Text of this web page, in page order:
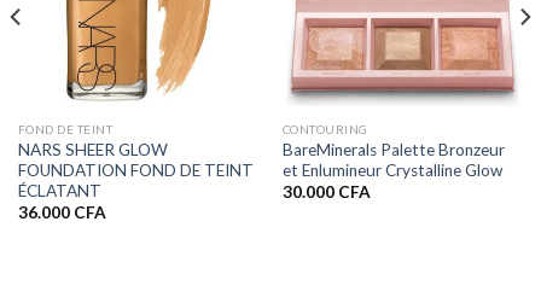
FOND DE TEINT
NARS SHEER GLOW
FOUNDATION FOND DE TEINT
ÉCLATANT
36.000 CFA
CONTOURING
BareMinerals Palette Bronzeur
et Enlumineur Crystalline Glow
30.000 CFA